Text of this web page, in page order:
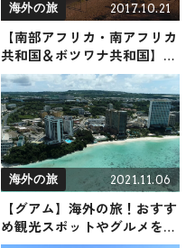
海外の旅 2017.10.21
【南部アフリカ・南アフリカ
共和国＆ボツワナ共和国】海
外の旅！おすすめ観光スポッ
トやグルメをリポート
海外の旅 2021.11.06
【グアム】海外の旅！おすす
め観光スポットやグルメをリ
ポート